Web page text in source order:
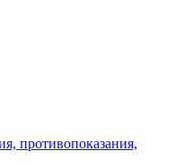
противопоказания,